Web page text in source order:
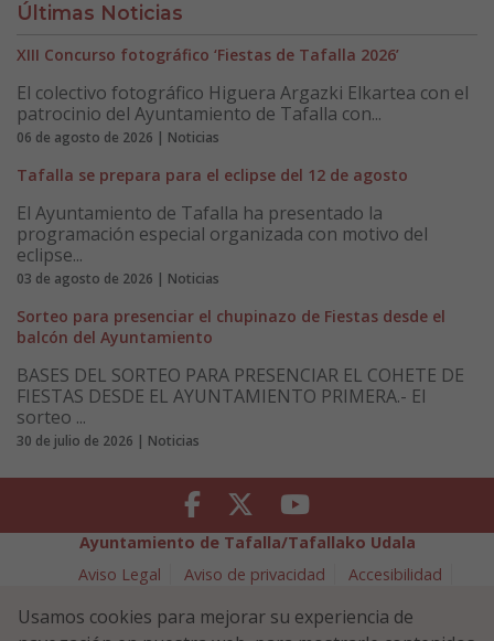
Últimas Noticias
XIII Concurso fotográfico ‘Fiestas de Tafalla 2026’
El colectivo fotográfico Higuera Argazki Elkartea con el
patrocinio del Ayuntamiento de Tafalla con...
06 de agosto de 2026 | Noticias
Tafalla se prepara para el eclipse del 12 de agosto
El Ayuntamiento de Tafalla ha presentado la
programación especial organizada con motivo del
eclipse...
03 de agosto de 2026 | Noticias
Sorteo para presenciar el chupinazo de Fiestas desde el
balcón del Ayuntamiento
BASES DEL SORTEO PARA PRESENCIAR EL COHETE DE
FIESTAS DESDE EL AYUNTAMIENTO PRIMERA.- El
sorteo ...
30 de julio de 2026 | Noticias
Facebook Twitter Youtube
Ayuntamiento de Tafalla/Tafallako Udala
Aviso Legal
Aviso de privacidad
Accesibilidad
Política de Seguridad de la Información
Usamos cookies para mejorar su experiencia de